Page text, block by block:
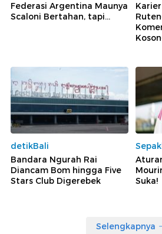
Federasi Argentina Maunya
Scaloni Bertahan, tapi...
detikBali
Bandara Ngurah Rai
Diancam Bom hingga Five
Stars Club Digerebek
Suka!
Selengkapnya